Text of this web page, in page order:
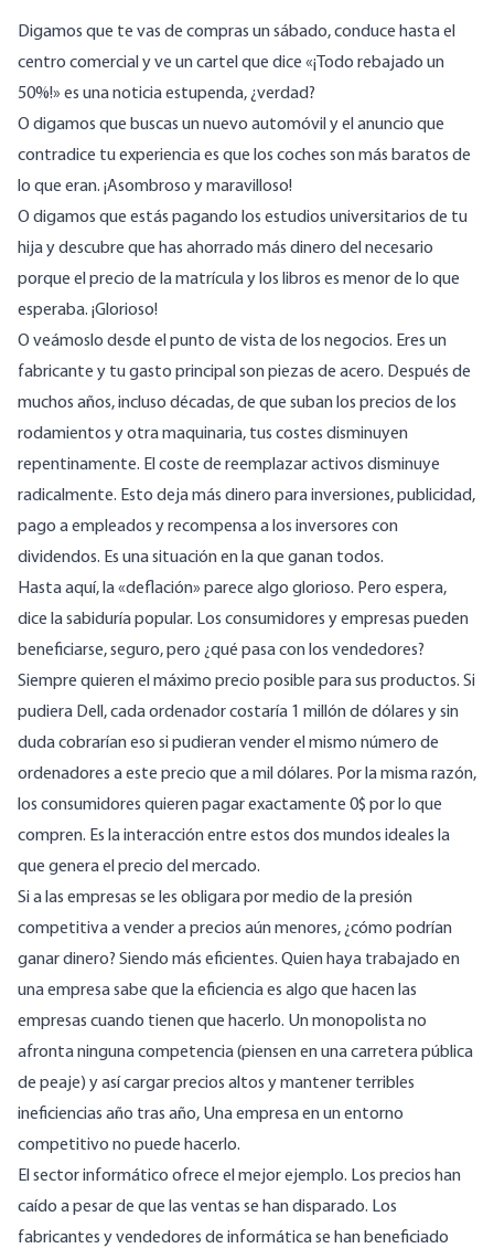
Digamos que te vas de compras un sábado, conduce hasta el
centro comercial y ve un cartel que dice «¡Todo rebajado un
50%!» es una noticia estupenda, ¿verdad?
O digamos que buscas un nuevo automóvil y el anuncio que
contradice tu experiencia es que los coches son más baratos de
lo que eran. ¡Asombroso y maravilloso!
O digamos que estás pagando los estudios universitarios de tu
hija y descubre que has ahorrado más dinero del necesario
porque el precio de la matrícula y los libros es menor de lo que
esperaba. ¡Glorioso!
O veámoslo desde el punto de vista de los negocios. Eres un
fabricante y tu gasto principal son piezas de acero. Después de
muchos años, incluso décadas, de que suban los precios de los
rodamientos y otra maquinaria, tus costes disminuyen
repentinamente. El coste de reemplazar activos disminuye
radicalmente. Esto deja más dinero para inversiones, publicidad,
pago a empleados y recompensa a los inversores con
dividendos. Es una situación en la que ganan todos.
Hasta aquí, la «deflación» parece algo glorioso. Pero espera,
dice la sabiduría popular. Los consumidores y empresas pueden
beneficiarse, seguro, pero ¿qué pasa con los vendedores?
Siempre quieren el máximo precio posible para sus productos. Si
pudiera Dell, cada ordenador costaría 1 millón de dólares y sin
duda cobrarían eso si pudieran vender el mismo número de
ordenadores a este precio que a mil dólares. Por la misma razón,
los consumidores quieren pagar exactamente 0$ por lo que
compren. Es la interacción entre estos dos mundos ideales la
que genera el precio del mercado.
Si a las empresas se les obligara por medio de la presión
competitiva a vender a precios aún menores, ¿cómo podrían
ganar dinero? Siendo más eficientes. Quien haya trabajado en
una empresa sabe que la eficiencia es algo que hacen las
empresas cuando tienen que hacerlo. Un monopolista no
afronta ninguna competencia (piensen en una carretera pública
de peaje) y así cargar precios altos y mantener terribles
ineficiencias año tras año, Una empresa en un entorno
competitivo no puede hacerlo.
El sector informático ofrece el mejor ejemplo. Los precios han
caído a pesar de que las ventas se han disparado. Los
fabricantes y vendedores de informática se han beneficiado